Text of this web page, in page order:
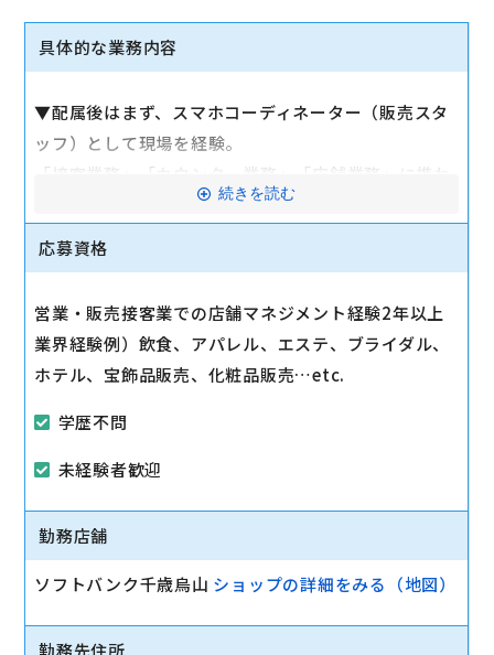
具体的な業務内容
▼配属後はまず、スマホコーディネーター（販売スタ
ッフ）として現場を経験。
「接客業務」「カウンター業務」「店舗業務」に携わ
▼経験を積んだ後は、副店長そして店長となり、自ら
「スタッフの育成」「シフト管理」「売上管理」「商
品管理」「販売促進」「広告宣伝の企画立案」など、
店舗を運営していただきます。
駅から徒歩10分以内
マイカー通勤可
続きを読む
応募資格
営業・販売接客業での店舗マネジメント経験2年以上
業界経験例）飲食、アパレル、エステ、ブライダル、
ホテル、宝飾品販売、化粧品販売…etc.
学歴不問
未経験者歓迎
勤務店舗
ソフトバンク千歳烏山 ショップの詳細をみる（地図）
勤務先住所